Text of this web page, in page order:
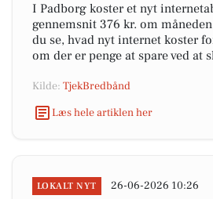
I Padborg koster et nyt
gennemsnit 376 kr. om
du se, hvad nyt internet koster
om der er penge at spare ved at
Kilde: TjekBredbånd
Læs hele artiklen her
LOKALT NYT 26-06-2026 10:26